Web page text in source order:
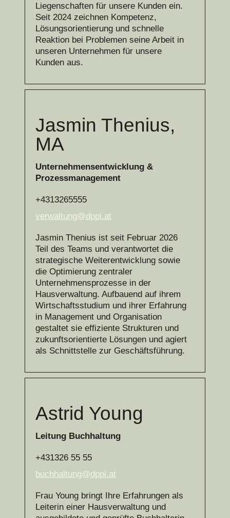
Liegenschaften für unsere Kunden ein.
Seit 2024 zeichnen Kompetenz,
Lösungsorientierung und schnelle
Reaktion bei Problemen seine Arbeit in
unseren Unternehmen für unsere
Kunden aus.
Jasmin Thenius,
MA
Unternehmensentwicklung &
Prozessmanagement
+4313265555
verwaltung@dppi.at
Jasmin Thenius ist seit Februar 2026
Teil des Teams und verantwortet die
strategische Weiterentwicklung sowie
die Optimierung zentraler
Unternehmensprozesse in der
Hausverwaltung. Aufbauend auf ihrem
Wirtschaftsstudium und ihrer Erfahrung
in Management und Organisation
gestaltet sie effiziente Strukturen und
zukunftsorientierte Lösungen und agiert
als Schnittstelle zur Geschäftsführung.
Astrid Young
Leitung Buchhaltung
+431326 55 55
buchhaltung@dppi.at
Frau Young bringt Ihre Erfahrungen als
Leiterin einer Hausverwaltung und